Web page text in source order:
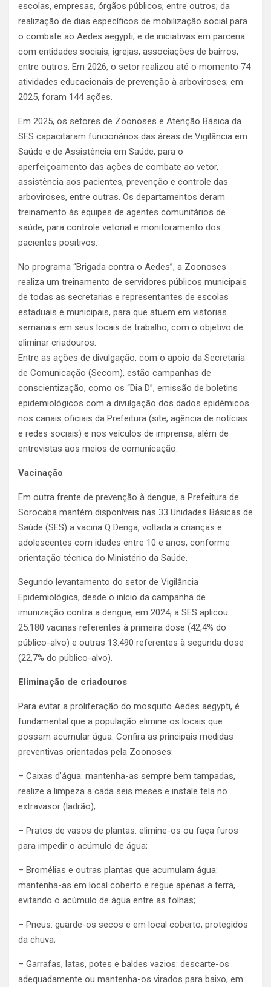
escolas, empresas, órgãos públicos, entre outros; da
realização de dias específicos de mobilização social para
o combate ao Aedes aegypti; e de iniciativas em parceria
com entidades sociais, igrejas, associações de bairros,
entre outros. Em 2026, o setor realizou até o momento 74
atividades educacionais de prevenção à arboviroses; em
2025, foram 144 ações.
Em 2025, os setores de Zoonoses e Atenção Básica da
SES capacitaram funcionários das áreas de Vigilância em
Saúde e de Assistência em Saúde, para o
aperfeiçoamento das ações de combate ao vetor,
assistência aos pacientes, prevenção e controle das
arboviroses, entre outras. Os departamentos deram
treinamento às equipes de agentes comunitários de
saúde, para controle vetorial e monitoramento dos
pacientes positivos.
No programa “Brigada contra o Aedes”, a Zoonoses
realiza um treinamento de servidores públicos municipais
de todas as secretarias e representantes de escolas
estaduais e municipais, para que atuem em vistorias
semanais em seus locais de trabalho, com o objetivo de
eliminar criadouros.
Entre as ações de divulgação, com o apoio da Secretaria
de Comunicação (Secom), estão campanhas de
conscientização, como os “Dia D”, emissão de boletins
epidemiológicos com a divulgação dos dados epidêmicos
nos canais oficiais da Prefeitura (site, agência de notícias
e redes sociais) e nos veículos de imprensa, além de
entrevistas aos meios de comunicação.
Vacinação
Em outra frente de prevenção à dengue, a Prefeitura de
Sorocaba mantém disponíveis nas 33 Unidades Básicas de
Saúde (SES) a vacina Q Denga, voltada a crianças e
adolescentes com idades entre 10 e anos, conforme
orientação técnica do Ministério da Saúde.
Segundo levantamento do setor de Vigilância
Epidemiológica, desde o início da campanha de
imunização contra a dengue, em 2024, a SES aplicou
25.180 vacinas referentes à primeira dose (42,4% do
público-alvo) e outras 13.490 referentes à segunda dose
(22,7% do público-alvo).
Eliminação de criadouros
Para evitar a proliferação do mosquito Aedes aegypti, é
fundamental que a população elimine os locais que
possam acumular água. Confira as principais medidas
preventivas orientadas pela Zoonoses:
– Caixas d’água: mantenha-as sempre bem tampadas,
realize a limpeza a cada seis meses e instale tela no
extravasor (ladrão);
– Pratos de vasos de plantas: elimine-os ou faça furos
para impedir o acúmulo de água;
– Bromélias e outras plantas que acumulam água:
mantenha-as em local coberto e regue apenas a terra,
evitando o acúmulo de água entre as folhas;
– Pneus: guarde-os secos e em local coberto, protegidos
da chuva;
– Garrafas, latas, potes e baldes vazios: descarte-os
adequadamente ou mantenha-os virados para baixo, em